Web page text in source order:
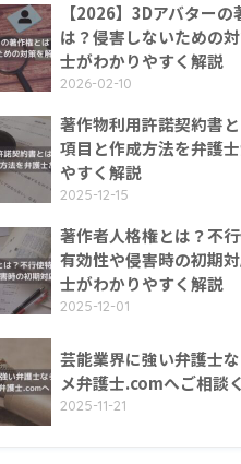
【2026】3Dアバターの
は？侵害しないための
士がわかりやすく解説
2026-02-10
著作物利用許諾契約書
項目と作成方法を弁護
やすく解説
2025-12-15
著作者人格権とは？不
有効性や侵害時の初期
士がわかりやすく解説
2025-12-01
芸能業界に強い弁護士
メ弁護士.comへご相談
2025-11-21